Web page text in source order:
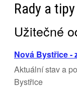
Rady a
Užitečné
Nová Bystřice -
Aktuální stav a
Bystřice